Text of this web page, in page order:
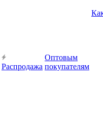
Распродажа
Оптовым
покупателям